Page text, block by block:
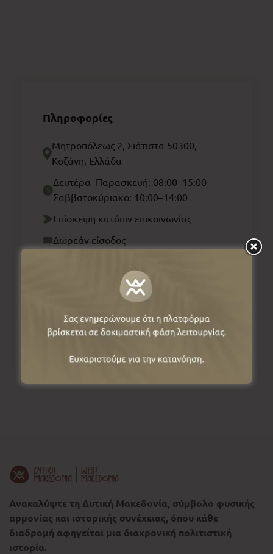
Πληροφορίες
Μητροπόλεως 2, Σιάτιστα 50300,
Κοζάνη, Ελλάδα
Δευτέρα–Παρασκευή: 08:00–15:00
Σαββατοκύριακο: 10:00–14:00
Επίσκεψη κατόπιν επικοινωνίας
Δωρεάν είσοδος
2465 022254
Ανακαλύψτε τη Δυτική Μακεδονία, σύμβολο φυσικής
αρμονίας και ιστορικής συνέχειας, όπου κάθε
διαδρομή αφηγείται μια διαχρονική πολιτιστική
ιστορία.